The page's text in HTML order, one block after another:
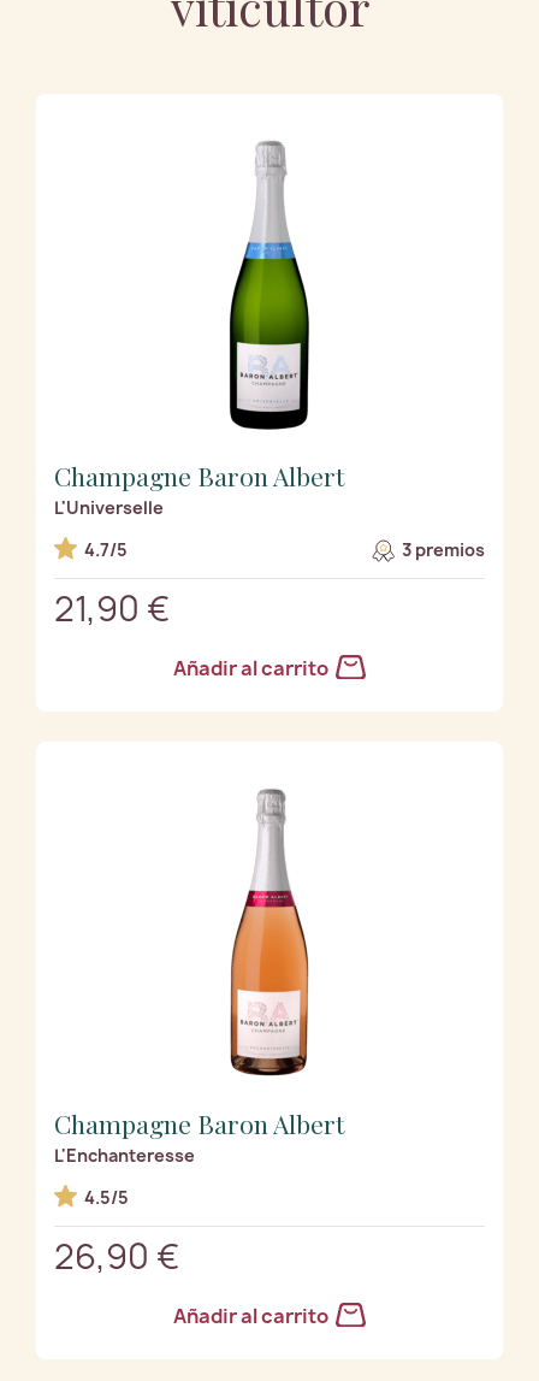
Champagne Baron Albert
L'Universelle
4.7/5
3 premios
21,90 €
Añadir al carrito
Champagne Baron Albert
L'Enchanteresse
4.5/5
26,90 €
Añadir al carrito